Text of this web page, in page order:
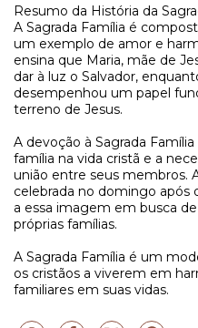
Resumo da História da
A Sagrada Família é
um exemplo de amor e
ensina que Maria, mãe de
dar à luz o Salvador,
desempenhou um papel
terreno de Jesus.
A devoção à Sagrada
família na vida cristã e a
união entre seus membros.
celebrada no domingo após
a essa imagem em busca
próprias famílias.
A Sagrada Família é um
os cristãos a viverem em
familiares em suas vidas.